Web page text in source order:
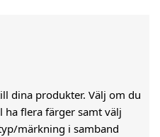
dina produkter. Välj om du
flera färger samt välj
märkning i samband